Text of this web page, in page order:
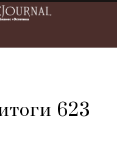
623